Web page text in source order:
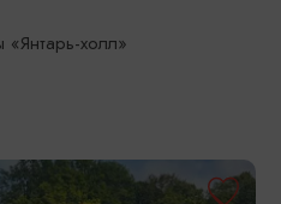
«Янтарь-холл»